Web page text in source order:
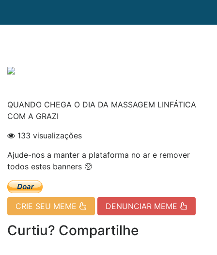
QUANDO CHEGA O DIA DA MASSAGEM LINFÁTICA
COM A GRAZI
133 visualizações
Ajude-nos a manter a plataforma no ar e remover
todos estes banners 🥺
CRIE SEU MEME DENUNCIAR MEME
Curtiu? Compartilhe